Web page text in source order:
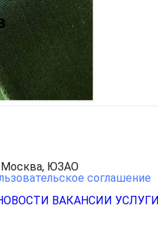
Москва, ЮЗАО
соглашение
ВАКАНСИИ УСЛУГИ